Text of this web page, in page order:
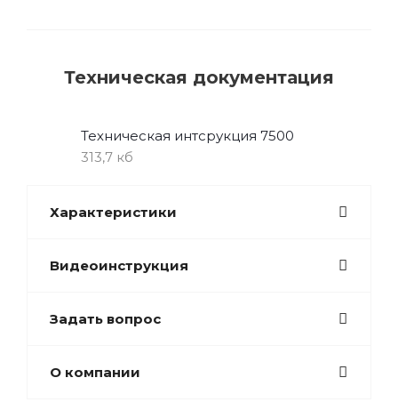
Техническая документация
Техническая интсрукция 7500
313,7 кб
Характеристики
Видеоинструкция
Задать вопрос
О компании